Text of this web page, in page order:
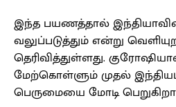
இந்த பயணத்தால்
வலுப்படுத்தும் என்று
தெரிவித்துள்ளது.
மேற்கொள்ளும் முதல்
பெருமையை மோடி